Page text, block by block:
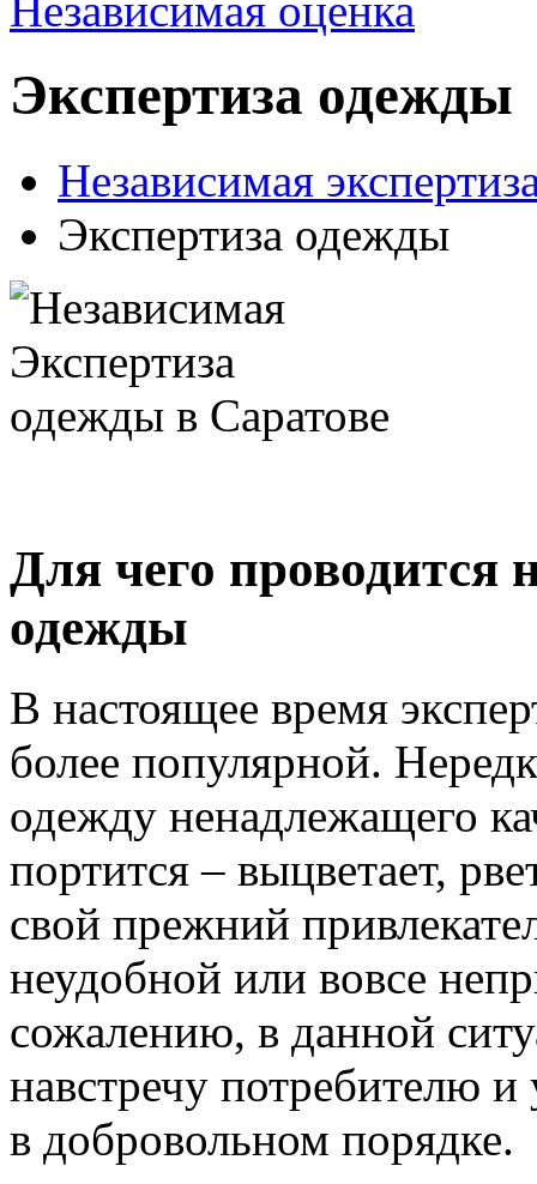
Экспертиза одежды
Независимая
Экспертиза одежды
Для чего проводится
одежды
В настоящее время
более популярной.
одежду ненадлежащего
портится – выцветает,
свой прежний
неудобной или вовсе
сожалению, в данной
навстречу потребителю и
в добровольном порядке.